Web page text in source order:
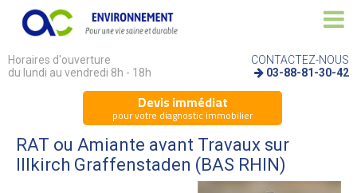
Horaires d'ouverture
du lundi au vendredi 8h - 18h
CONTACTEZ-NOUS
03-88-81-30-42
Devis immédiat
pour votre diagnostic immobilier
RAT ou Amiante avant Travaux sur
Illkirch Graffenstaden (BAS RHIN)